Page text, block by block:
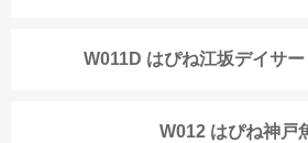
W011D はぴね江坂デイサ
W012 はぴね神戸